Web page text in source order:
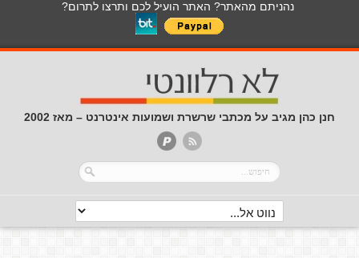
נהניתם מהאתר? האתר הועיל לכם ותרצו לתרום?
חנן כהן מגיב על מכתבי שרשרת ושמועות אינטרנט – מאז 2002